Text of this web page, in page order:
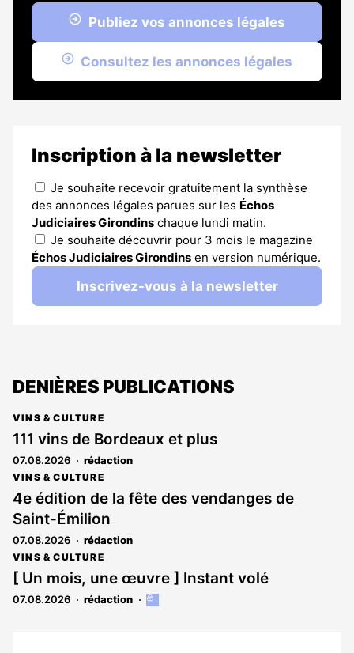
Publiez vos annonces légales
Consultez les annonces légales
Inscription à la newsletter
Je souhaite recevoir gratuitement la synthèse
des annonces légales parues sur les Échos
Judiciaires Girondins chaque lundi matin.
Je souhaite découvrir pour 3 mois le magazine
Échos Judiciaires Girondins en version numérique.
Inscrivez-vous à la newsletter
DENIÈRES PUBLICATIONS
VINS & CULTURE
111 vins de Bordeaux et plus
07.08.2026 rédaction
VINS & CULTURE
4e édition de la fête des vendanges de
Saint-Émilion
07.08.2026 rédaction
VINS & CULTURE
[ Un mois, une œuvre ] Instant volé
07.08.2026 rédaction
Cet